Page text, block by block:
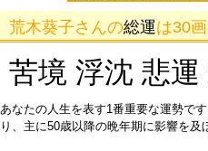
荒木葵子さんの総運は30
苦境 浮沈 悲
あなたの人生を表す1番重要な運勢で
り、主に50歳以降の晩年期に影響を及